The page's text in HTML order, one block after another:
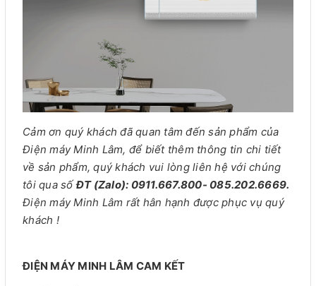
Cảm ơn quý khách đã quan tâm đến sản phẩm của
Điện máy Minh Lâm, để biết thêm thông tin chi tiết
về sản phẩm, quý khách vui lòng liên hệ với chúng
tôi qua sốĐT (Zalo): 0911.667.800- 085.202.6669.
Điện máy Minh Lâm rất hân hạnh được phục vụ quý
khách !
ĐIỆN MÁY MINH LÂM CAM KẾT